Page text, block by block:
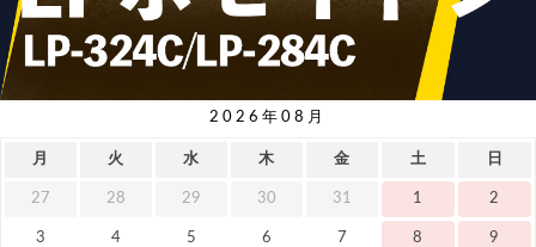
2026年08月
月 火 水 木 金 土 日
27 28 29 30 31 1 2
3 4 5 6 7 8 9